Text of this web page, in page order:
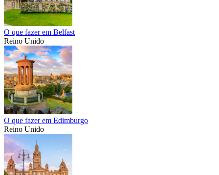
O que fazer em Belfast
Reino Unido
O que fazer em Edimburgo
Reino Unido